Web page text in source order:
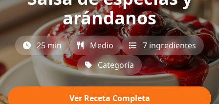
arándanos
25 min Medio
7 ingredientes
Categoría
Ver Receta Completa